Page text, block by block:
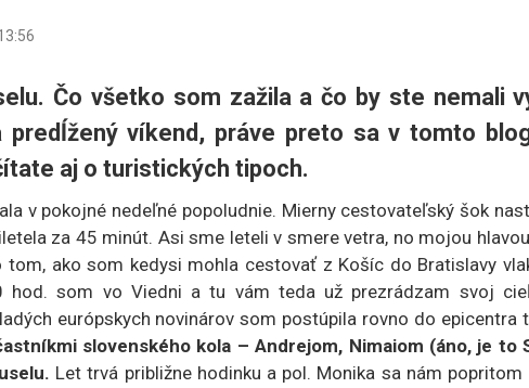
Čo všetko som zažila a čo by ste nemali
predĺžený víkend, práve preto sa v tomto
aj o turistických tipoch.
v pokojné nedeľné popoludnie. Mierny cestovateľský šok
za 45 minút. Asi sme leteli v smere vetra, no mojou
tom, ako som kedysi mohla cestovať z Košíc do Bratislavy
hod. som vo Viedni a tu vám teda už prezrádzam svoj
európskych novinárov som postúpila rovno do epicentra
slovenského kola – Andrejom, Nimaiom (áno, je to
Let trvá približne hodinku a pol. Monika sa nám